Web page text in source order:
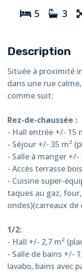
5 3
Description
Située à proximité
dans une rue
comme suit:
Rez-de-chaussée :
- Hall entrée +/- 15
- Séjour +/- 35 m²
- Salle à manger
- Accès terrasse
- Cuisine super-
taques au gaz,
ondes)(carreaux de
1/2:
- Hall +/- 2,7 m²
- Salle de bains +/-
lavabo, bains avec